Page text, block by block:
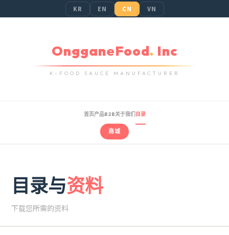
KR EN CN VN
OngganeFood. Inc
K-FOOD SAUCE MANUFACTURER
首页产品B2B关于我们目录
商城
目录与资料
下载您所需的资料